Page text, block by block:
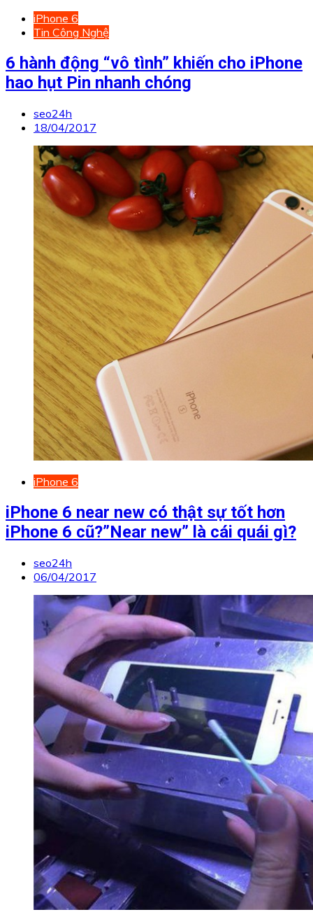
iPhone 6
Tin Công Nghệ
6 hành động “vô tình” khiến cho iPhone
hao hụt Pin nhanh chóng
seo24h
18/04/2017
iPhone 6
iPhone 6 near new có thật sự tốt hơn
iPhone 6 cũ?”Near new” là cái quái gì?
seo24h
06/04/2017